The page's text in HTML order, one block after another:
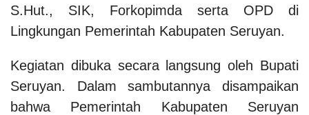
S.Hut., SIK, Forkopimda serta OPD di
Lingkungan Pemerintah Kabupaten Seruyan.
Kegiatan dibuka secara langsung oleh Bupati
Seruyan. Dalam sambutannya disampaikan
bahwa Pemerintah Kabupaten Seruyan